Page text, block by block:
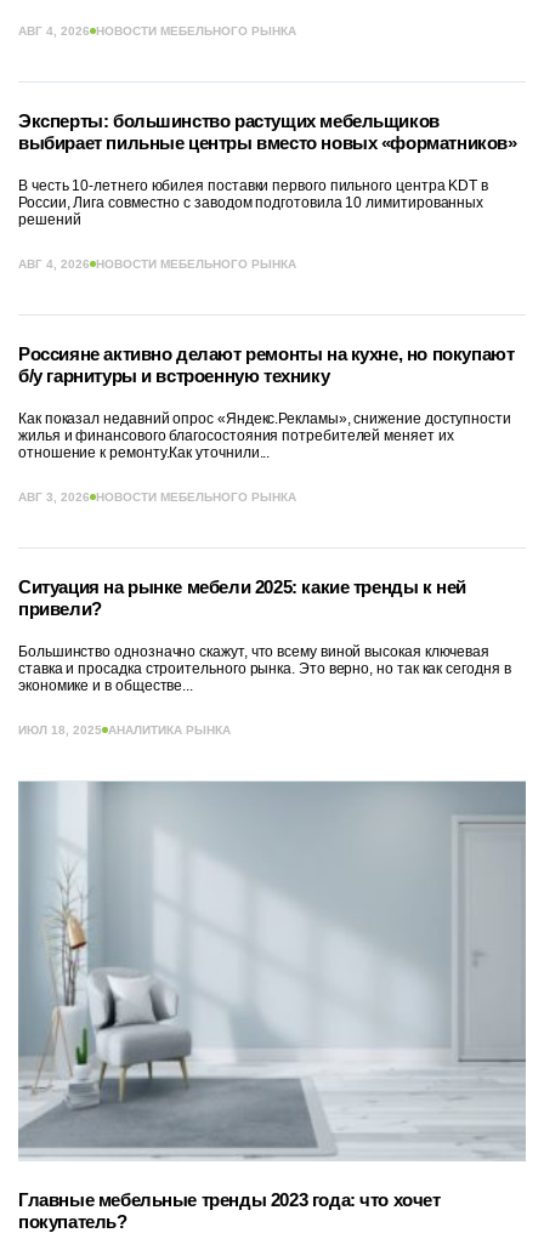
АВГ 4, 2026 НОВОСТИ МЕБЕЛЬНОГО РЫНКА
Эксперты: большинство растущих мебельщиков
выбирает пильные центры вместо новых «форматников»
В честь 10-летнего юбилея поставки первого пильного центра KDT в
России, Лига совместно с заводом подготовила 10 лимитированных
решений
АВГ 4, 2026 НОВОСТИ МЕБЕЛЬНОГО РЫНКА
Россияне активно делают ремонты на кухне, но покупают
б/у гарнитуры и встроенную технику
Как показал недавний опрос «Яндекс.Рекламы», снижение доступности
жилья и финансового благосостояния потребителей меняет их
отношение к ремонту.Как уточнили...
АВГ 3, 2026 НОВОСТИ МЕБЕЛЬНОГО РЫНКА
Ситуация на рынке мебели 2025: какие тренды к ней
привели?
Большинство однозначно скажут, что всему виной высокая ключевая
ставка и просадка строительного рынка. Это верно, но так как сегодня в
экономике и в обществе...
ИЮЛ 18, 2025 АНАЛИТИКА РЫНКА
Главные мебельные тренды 2023 года: что хочет
покупатель?